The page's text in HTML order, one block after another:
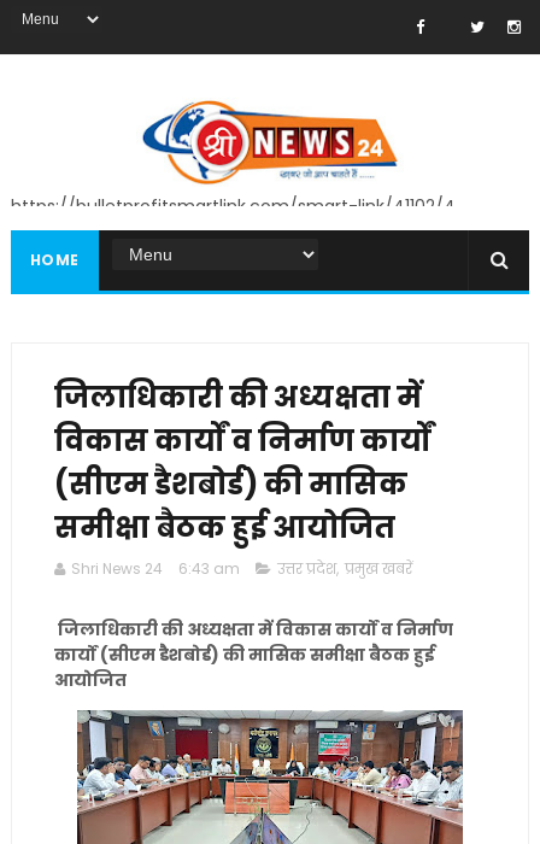
https://bulletprofitsmartlink.com/smart-link/41102/4
HOME
जिलाधिकारी की अध्यक्षता में
विकास कार्यों व निर्माण कार्यों
(सीएम डैशबोर्ड) की मासिक
समीक्षा बैठक हुई आयोजित
Shri News 24 6:43 am उत्तर प्रदेश, प्रमुख खबरें
जिलाधिकारी की अध्यक्षता में विकास कार्यों व निर्माण
कार्यों (सीएम डैशबोर्ड) की मासिक समीक्षा बैठक हुई
आयोजित